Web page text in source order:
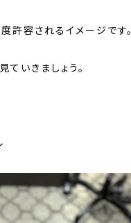
許容されるイメージです。
いきましょう。